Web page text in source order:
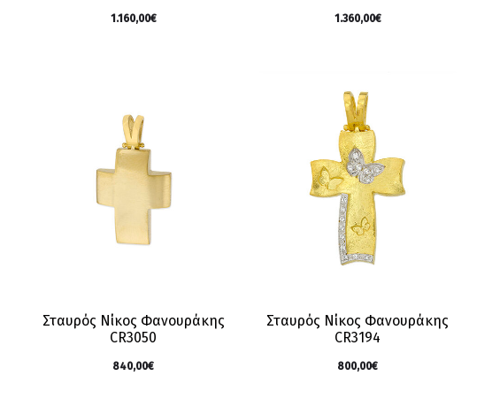
1.160,00€ 1.360,00€
Σταυρός Νίκος Φανουράκης
CR3050
840,00€
Σταυρός Νίκος Φανουράκης
CR3194
800,00€